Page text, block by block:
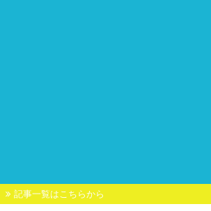
記事一覧はこちらから